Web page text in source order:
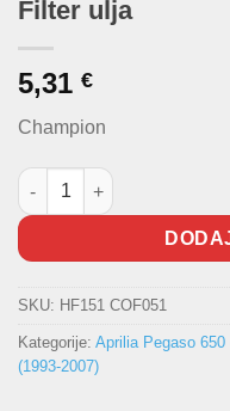
Filter ulja
5,31 €
Champion
Filter ulja količina
SKU: HF151 COF051
Kategorije: Aprilia Pegaso 650
(1993-2007)